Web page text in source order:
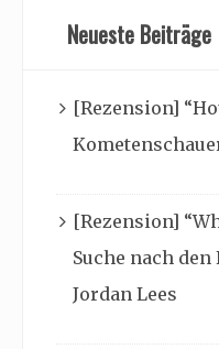
Neueste Beiträge
[Rezension]
[Rezension]
Suche nach
Jordan Lees